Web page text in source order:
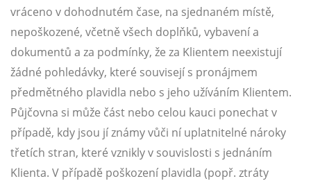
vráceno v dohodnutém čase, na sjednaném místě,
nepoškozené, včetně všech doplňků, vybavení a
dokumentů a za podmínky, že za Klientem neexistují
žádné pohledávky, které souvisejí s pronájmem
předmětného plavidla nebo s jeho užíváním Klientem.
Půjčovna si může část nebo celou kauci ponechat v
případě, kdy jsou jí známy vůči ní uplatnitelné nároky
třetích stran, které vznikly v souvislosti s jednáním
Klienta. V případě poškození plavidla (popř. ztráty